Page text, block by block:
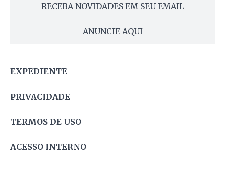
RECEBA NOVIDADES EM SEU EMAIL
ANUNCIE AQUI
EXPEDIENTE
PRIVACIDADE
TERMOS DE USO
ACESSO INTERNO